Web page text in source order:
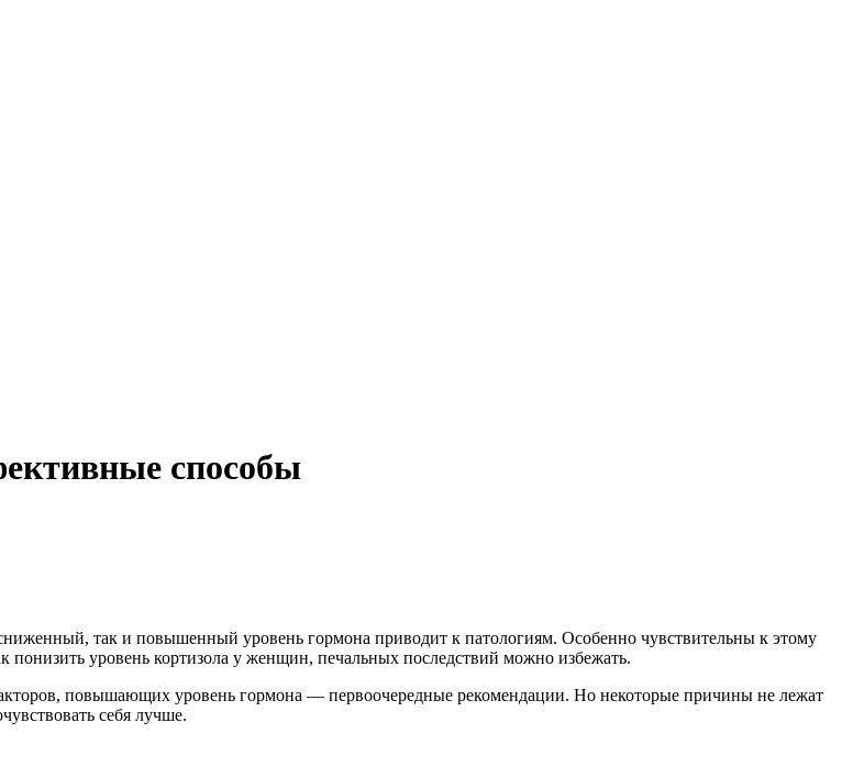
способы
так и повышенный уровень гормона приводит к патологиям. Особенно чувствительны к этому
уровень кортизола у женщин, печальных последствий можно избежать.
повышающих уровень гормона — первоочередные рекомендации. Но некоторые причины не лежат
себя лучше.